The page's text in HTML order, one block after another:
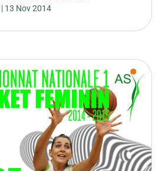
| 13 Nov 2014